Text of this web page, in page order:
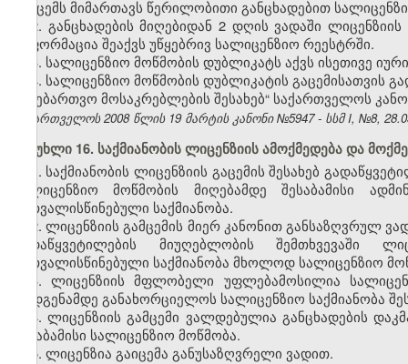
გამცემს მიმართავს წერილობითი განცხადებით
2. განცხადების მიღებიდან 2 დღის ვადაში
ინფორმაცია შეაქვს უწყებრივ სალიცენზიო რეესტრში.
3. სალიცენზიო მოწმობის დუბლიკატს აქვს ისეთივე
4. სალიცენზიო მოწმობის დუბლიკატის გაცემისათვის
სანებართვო მოსაკრებლების შესახებ“ საქართველოს
საქართველოს 2008 წლის 19 მარტის კანონი №5947 - სსმ I, №8,
მუხლი 16. საქმიანობის ლიცენზიის ამოქმედება და
1. საქმიანობის ლიცენზიის გაცემის შესახებ
სალიცენზიო მოწმობის მიღებამდე შესაბამისი
გათვალისწინებული საქმიანობა.
2. ლიცენზიის გამცემის მიერ კანონით განსაზღვრულ
გადაწყვეტილების მიუღებლობის შემთხვევაში
გათვალისწინებული საქმიანობა მხოლოდ სალიცენზიო
3. ლიცენზიის მფლობელი უფლებამოსილია
აღდგენამდე განახორციელოს სალიცენზიო საქმიანობა
4. ლიცენზიის გამცემი ვალდებულია განცხადების
შესაბამისი სალიცენზიო მოწმობა.
5. ლიცენზია გაიცემა განუსაზღვრელი ვადით.